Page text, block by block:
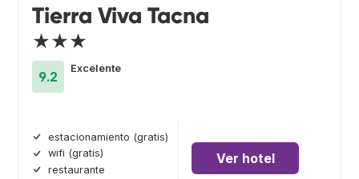
Tierra Viva Tacna
★★★
9.2
Excelente
estacionamiento (gratis)
wifi (gratis)
restaurante
Ver hotel